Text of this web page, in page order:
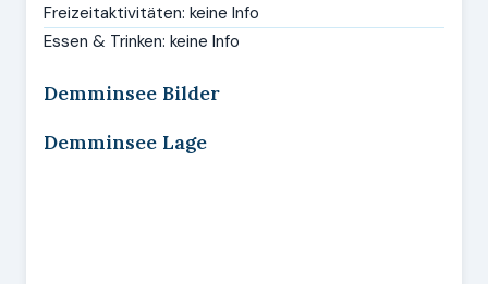
Freizeitaktivitäten: keine Info
Essen & Trinken: keine Info
Demminsee Bilder
Demminsee Lage